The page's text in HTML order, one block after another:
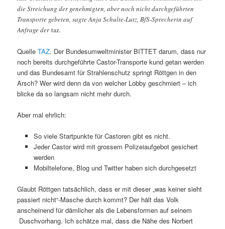
die Streichung der genehmigten, aber noch nicht durchgeführten
Transporte gebeten, sagte Anja Schulte-Lutz, BfS-Sprecherin auf
Anfrage dertaz.
QuelleTAZ. Der Bundesumweltminister BITTET darum, dass nur
noch bereits durchgeführte Castor-Transporte kund getan werden
und das Bundesamt für Strahlenschutz springt Röttgen in den
Arsch? Wer wird denn da von welcher Lobby geschmiert – ich
blicke da so langsam nicht mehr durch.
Aber mal ehrlich:
So viele Startpunkte für Castoren gibt es nicht.
Jeder Castor wird mit grossem Polizeiaufgebot gesichert
werden
Mobiltelefone, Blog und Twitter haben sich durchgesetzt
Glaubt Röttgen tatsächlich, dass er mit dieser „was keiner sieht
passiert nicht“-Masche durch kommt? Der hält das Volk
anscheinend für dämlicher als die Lebensformen auf seinem
Duschvorhang. Ich schätze mal, dass die Nähe des Norbert